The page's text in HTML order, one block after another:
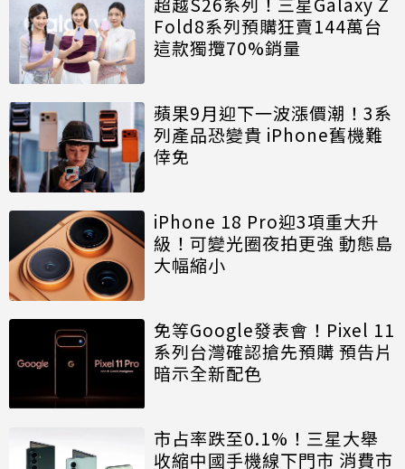
Fold8系列預購狂賣144萬台
這款獨攬70%銷量
蘋果9月迎下一波漲價潮！3系
列產品恐變貴 iPhone舊機難
倖免
iPhone 18 Pro迎3項重大升
級！可變光圈夜拍更強 動態島
大幅縮小
免等Google發表會！Pixel 11
系列台灣確認搶先預購 預告片
暗示全新配色
市占率跌至0.1%！三星大舉
收縮中國手機線下門市 消費市